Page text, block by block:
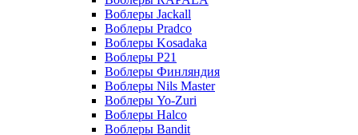
Воблеры Jackall
Воблеры Pradco
Воблеры Kosadaka
Воблеры P21
Воблеры Финляндия
Воблеры Nils Master
Воблеры Yo-Zuri
Воблеры Halco
Воблеры Bandit